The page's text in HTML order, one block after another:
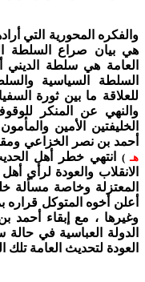
والفكره المحورية التي
هي بيان صراع السلطة
العامة هي سلطة
السلطة السياسية
للعلاقة ما بين ثورة
والنهي عن المنكر
الخليفتين الأمين
أحمد بن نصر الخزاعي
هـ) انتهي خطر أهل
الانقلاب والعودة لرأي
المعتزلة وخاصة مسألة
أعلن أخوه المتوكل قراره
وغيرها ، مع إبقاء
الدولة العباسية في
العودة لتحديث العامة